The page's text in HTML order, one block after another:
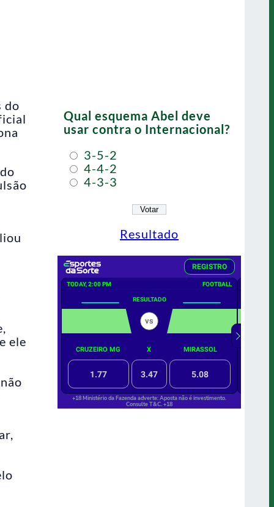
do
ele
Qual esquema Abel deve
usar contra o Internacional?
3-5-2
4-4-2
4-3-3
Resultado